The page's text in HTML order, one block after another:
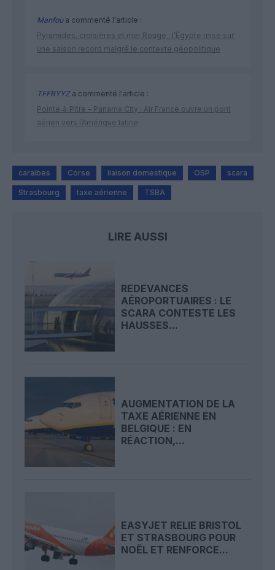
Manfoua commenté l'article :
Pyramides, croisières et mer Rouge : l’Égypte mise sur
une saison record malgré le contexte géopolitique
TFFRYYZa commenté l'article :
Pointe‑à‑Pitre – Panama City : Air France ouvre un pont
aérien vers l’Amérique latine
caraibes Corse liaison domestique OSP scara
Strasbourg taxe aérienne TSBA
LIRE AUSSI
REDEVANCES
AÉROPORTUAIRES : LE
SCARA CONTESTE LES
HAUSSES...
AUGMENTATION DE LA
TAXE AÉRIENNE EN
BELGIQUE : EN
RÉACTION,...
EASYJET RELIE BRISTOL
ET STRASBOURG POUR
NOËL ET RENFORCE...